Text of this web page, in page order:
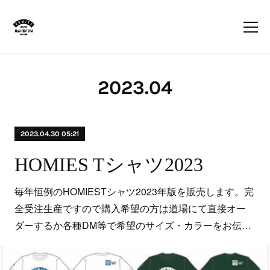
2023.04
2023.04.30 05:21
HOMIES Tシャツ2023
毎年恒例のHOMIESTシャツ2023年版を販売します。完
全受注生産ですので購入希望の方は道場にて直接オー
ダーするか各種DM等で希望のサイズ・カラーをお伝…